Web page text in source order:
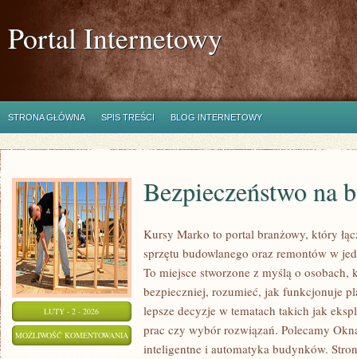
Portal Internetowy
STRONA GŁÓWNA SPIS TREŚCI BLOG INTERNETOWY
LUTY - 2 - 2026
MOŻLIWOŚĆ KOMENTOWANIA BEZPIECZEŃSTWO
Bezpieczeństwo na
Kursy Marko to portal branżowy, który
sprzętu budowlanego oraz remontów w
To miejsce stworzone z myślą o osobach,
bezpieczniej, rozumieć, jak funkcjonuje
lepsze decyzje w tematach takich jak
prac czy wybór rozwiązań. Polecamy
inteligentne i automatyka budynków.